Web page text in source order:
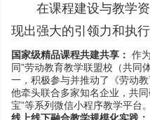
在课程建设与教学
现出强大的引领力和执行
国家级精品课程共建共享： 作
同”劳动教育教学联盟校（共同
一，积极参与并推动了《劳动
他牵头联合多家知名企业，共同
宝”等系列微信小程序教学平台。